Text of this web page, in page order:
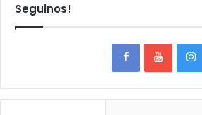
Seguinos!